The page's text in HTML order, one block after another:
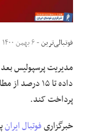
حوادث
علوم و فن آوری
فرهنگی و هنری
مقالات
فوتبالی‌ترین- ۶ بهمن ۱۴۰۰
مدیریت پرسپولیس
داده تا ۱۵
پرداخت کند.
خبرگزاریفوتبال ایران